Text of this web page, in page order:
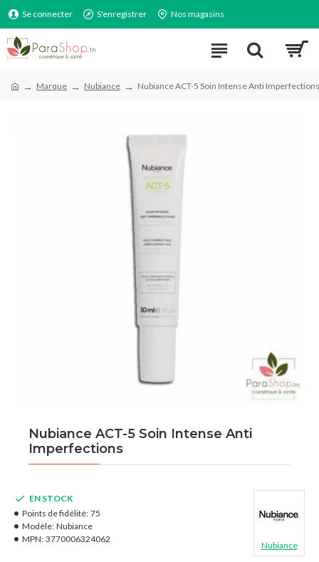
Se connecter S'enregistrer Nos magasins
Marque Nubiance Nubiance ACT-5 Soin Intense Anti Imperfections
Nubiance ACT-5 Soin Intense Anti
Imperfections
EN STOCK
Points de fidélité: 75
Modèle: Nubiance
MPN: 3770006324062
Nubiance